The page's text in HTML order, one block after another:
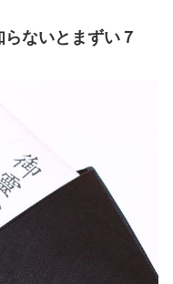
ないとまずい７